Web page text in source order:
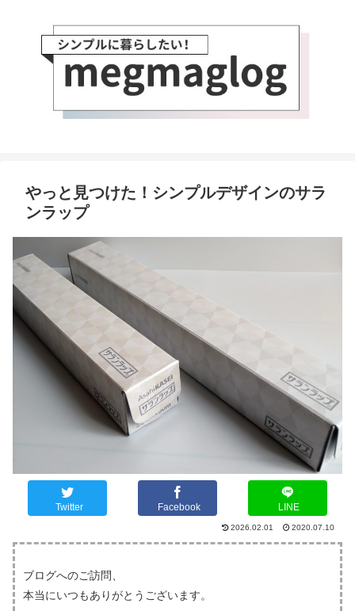
やっと見つけた！シンプルデザインのサラ
ンラップ
Twitter Facebook LINE
2026.02.01 2020.07.10
ブログへのご訪問、
本当にいつもありがとうございます。